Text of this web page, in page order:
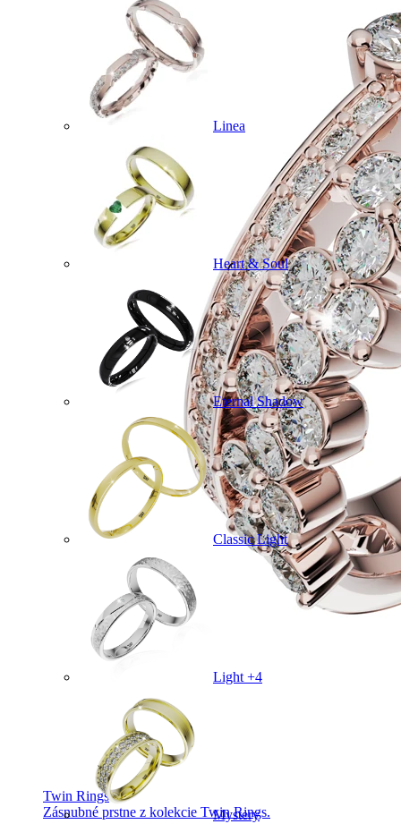
Twin Rings
Zásnubné prstne z kolekcie Twin Rings.
Linea
Heart & Soul
Eternal Shadow
Classic Light
Light +4
Mystery